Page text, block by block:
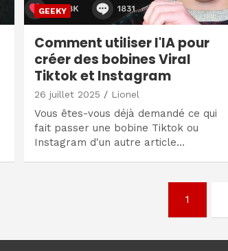
GEEKY
Comment utiliser l'IA pour
créer des bobines Viral
Tiktok et Instagram
26 juillet 2025 Lionel
Vous êtes-vous déjà demandé ce qui
fait passer une bobine Tiktok ou
Instagram d'un autre article…
1